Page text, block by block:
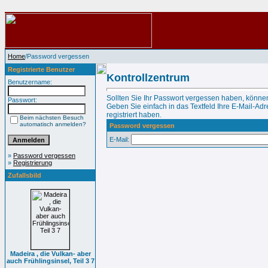
Home/Password vergessen
Registrierte Benutzer
Benutzername:
Passwort:
Beim nächsten Besuch
automatisch anmelden?
» Password vergessen
» Registrierung
Zufallsbild
Madeira , die Vulkan- aber
auch Frühlingsinsel, Teil 3 7
Kontrollzentrum
Sollten Sie Ihr Passwort vergessen haben,
Geben Sie einfach in das Textfeld Ihre E-Mail-
registriert haben.
Password vergessen
E-Mail: